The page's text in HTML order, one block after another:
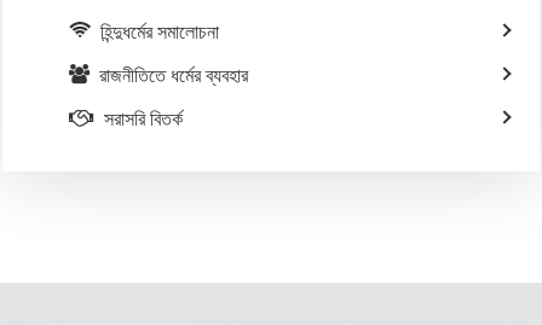
হিন্দুধর্মের সমালোচনা
রাজনীতিতে ধর্মের ব্যবহার
সরাসরি বিতর্ক